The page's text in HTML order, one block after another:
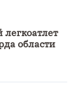
области